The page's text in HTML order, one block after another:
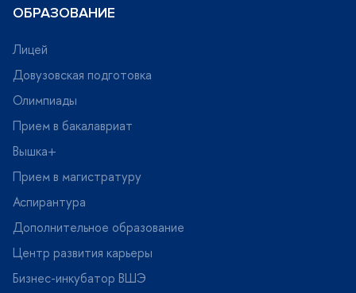
ОБРАЗОВАНИЕ
Лицей
Довузовская подготовка
Олимпиады
Прием в бакалавриат
ышка+
Прием в магистратуру
Аспирантура
Дополнительное образование
Центр развития карьеры
Бизнес-инкубатор ВШЭ